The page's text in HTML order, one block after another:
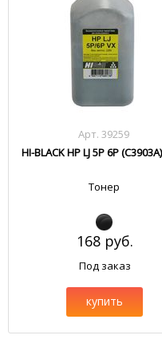
Арт. 39259
HI-BLACK HP LJ 5P 6P
Тонер
168 руб.
Под заказ
купить